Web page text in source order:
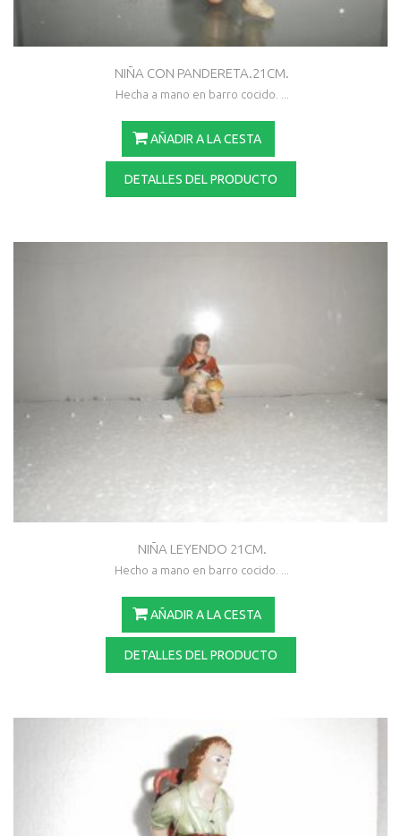
NIÑA CON PANDERETA.21CM.
Hecha a mano en barro cocido. ...
AÑADIR A LA CESTA
DETALLES DEL PRODUCTO
NIÑA LEYENDO 21CM.
Hecho a mano en barro cocido. ...
AÑADIR A LA CESTA
DETALLES DEL PRODUCTO